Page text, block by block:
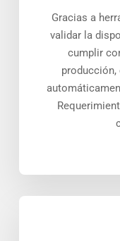
Gracias a
validar la
cumplir
producción,